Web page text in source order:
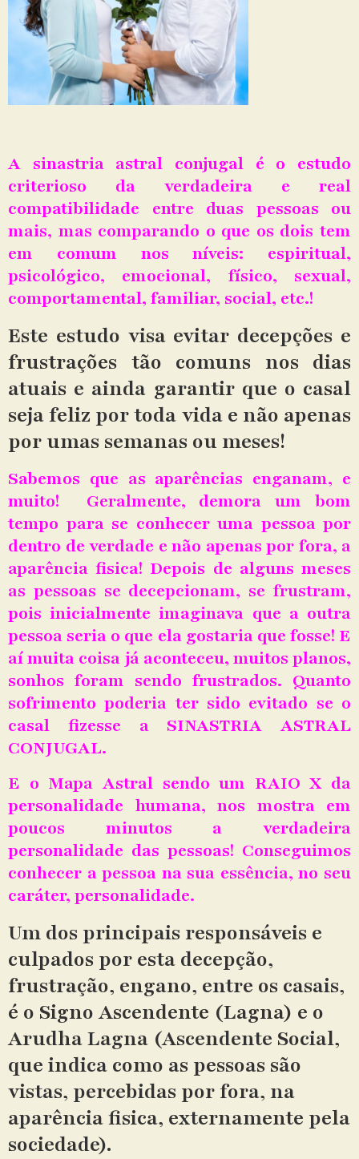
A sinastria astral conjugal é o estudo
criterioso da verdadeira e real
compatibilidade entre duas pessoas ou
mais, mas comparando o que os dois tem
em comum nos níveis: espiritual,
psicológico, emocional, físico, sexual,
comportamental, familiar, social, etc.!
Este estudo visa evitar decepções e
frustrações tão comuns nos dias
atuais e ainda garantir que o casal
seja feliz por toda vida e não apenas
por umas semanas ou meses!
Sabemos que as aparências enganam, e
muito! Geralmente, demora um bom
tempo para se conhecer uma pessoa por
dentro de verdade e não apenas por fora, a
aparência fisica! Depois de alguns meses
as pessoas se decepcionam, se frustram,
pois inicialmente imaginava que a outra
pessoa seria o que ela gostaria que fosse! E
aí muita coisa já aconteceu, muitos planos,
sonhos foram sendo frustrados. Quanto
sofrimento poderia ter sido evitado se o
casal fizesse a SINASTRIA ASTRAL
CONJUGAL.
E o Mapa Astral sendo um RAIO X da
personalidade humana, nos mostra em
poucos minutos a verdadeira
personalidade das pessoas! Conseguimos
conhecer a pessoa na sua essência, no seu
caráter, personalidade.
Um dos principais responsáveis e
culpados por esta decepção,
frustração, engano, entre os casais,
é o Signo Ascendente (Lagna) e o
Arudha Lagna (Ascendente Social,
que indica como as pessoas são
vistas, percebidas por fora, na
aparência fisica, externamente pela
sociedade).